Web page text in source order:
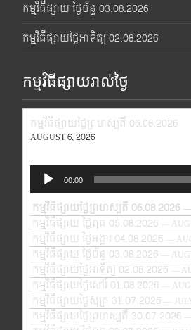
កម្មវិធីផ្សាយ ថ្ងៃច័ន្ទ 03.08.2026
កម្មវិធីផ្សាយថ្ងៃអាទិត្យ 02.08.2026
កម្មវិធីផ្សាយរាល់ថ្ងៃ
កម្មវិធីផ្សាយថ្ងៃព្រហស្បតិ៍ 06.08.2026
AUGUST 6, 2026
Audio
Player
00:00
កម្មវិធីផ្សាយថ្ងៃព្រហស្បតិ៍ 06.08.2026—
កម្មវិធីផ្សាយ ថ្ងៃពុធ 05.08.2026
—
កម្មវិធីផ្សាយ ថ្ងៃអង្គារ 04.08.2026
—
កម្មវិធីផ្សាយ ថ្ងៃច័ន្ទ 03.08.2026
—
កម្មវិធីផ្សាយថ្ងៃអាទិត្យ 02.08.2026
—
កម្មវិធីផ្សាយថ្ងៃសៅរ៍ 01.08.2026
—
កម្មវិធីផ្សាយថ្ងៃសុក្រ 31.07.2026
—
កម្មវិធីផ្សាយថ្ងៃព្រហស្បតិ៍ 30.07.2026